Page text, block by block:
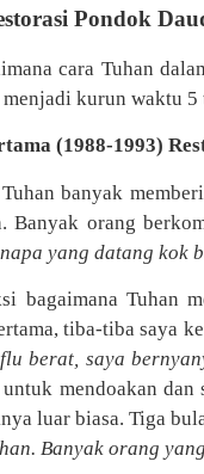
Pondok
cara Tuhan
kurun waktu
(1988-1993)
banyak
Banyak orang
yang datang kok
bagaimana Tuhan
tiba-tiba saya
berat, saya
mendoakan dan
luar biasa. Tiga
Banyak orang